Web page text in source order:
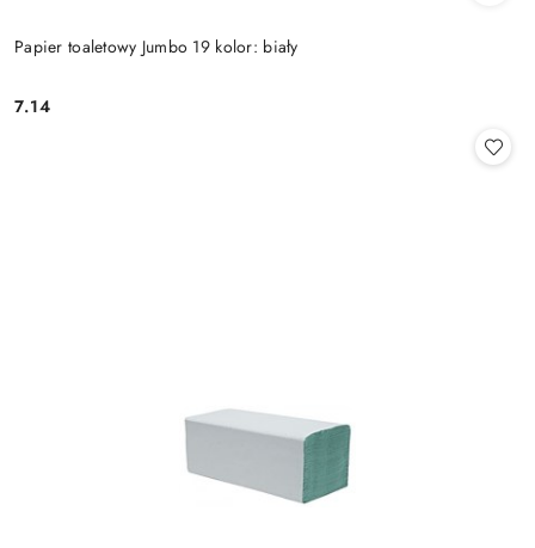
Papier toaletowy Jumbo 19 kolor: biały
Cena:
7.14